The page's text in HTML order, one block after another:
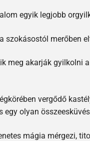
egyik legjobb
szokásostól merőben
meg akarják gyilkolni
vergődő
egy olyan
mágia mérgezi,